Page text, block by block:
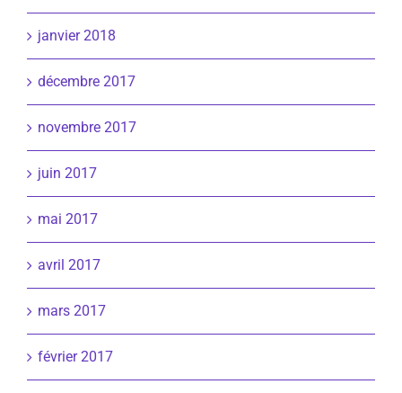
janvier 2018
décembre 2017
novembre 2017
juin 2017
mai 2017
avril 2017
mars 2017
février 2017